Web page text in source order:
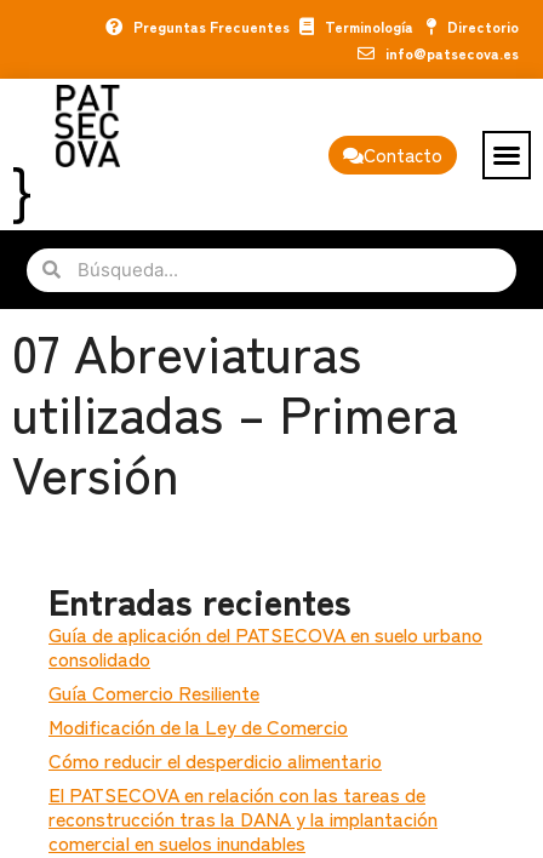
Preguntas Frecuentes Terminología
Directorio
info@patsecova.es
Contacto
07 Abreviaturas
utilizadas – Primera
Versión
Entradas recientes
Guía de aplicación del PATSECOVA en suelo urbano
consolidado
Guía Comercio Resiliente
Modificación de la Ley de Comercio
Cómo reducir el desperdicio alimentario
El PATSECOVA en relación con las tareas de
reconstrucción tras la DANA y la implantación
comercial en suelos inundables